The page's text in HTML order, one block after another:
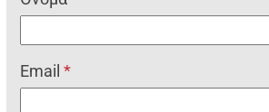
Email*